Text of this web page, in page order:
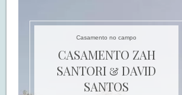
Casamento no campo
CASAMENTO ZAH
SANTORI & DAVID
SANTOS